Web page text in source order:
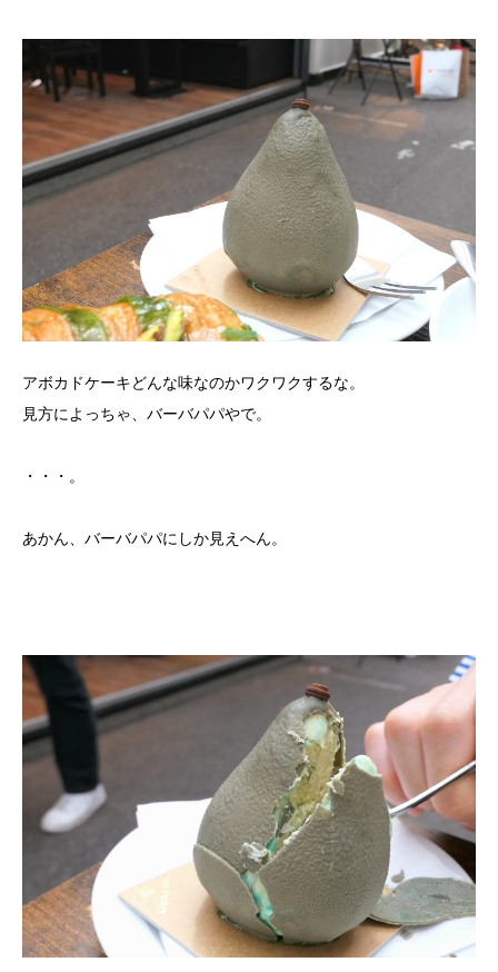
アボカドケーキどんな味なのかワクワクするな。
見方によっちゃ、バーバパパやで。
・・・。
あかん、バーバパパにしか見えへん。